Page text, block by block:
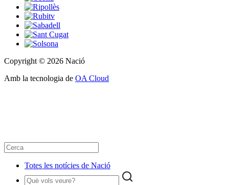
Copyright © 2026 Nació
Amb la tecnologia de OA Cloud
Totes les notícies de Nació